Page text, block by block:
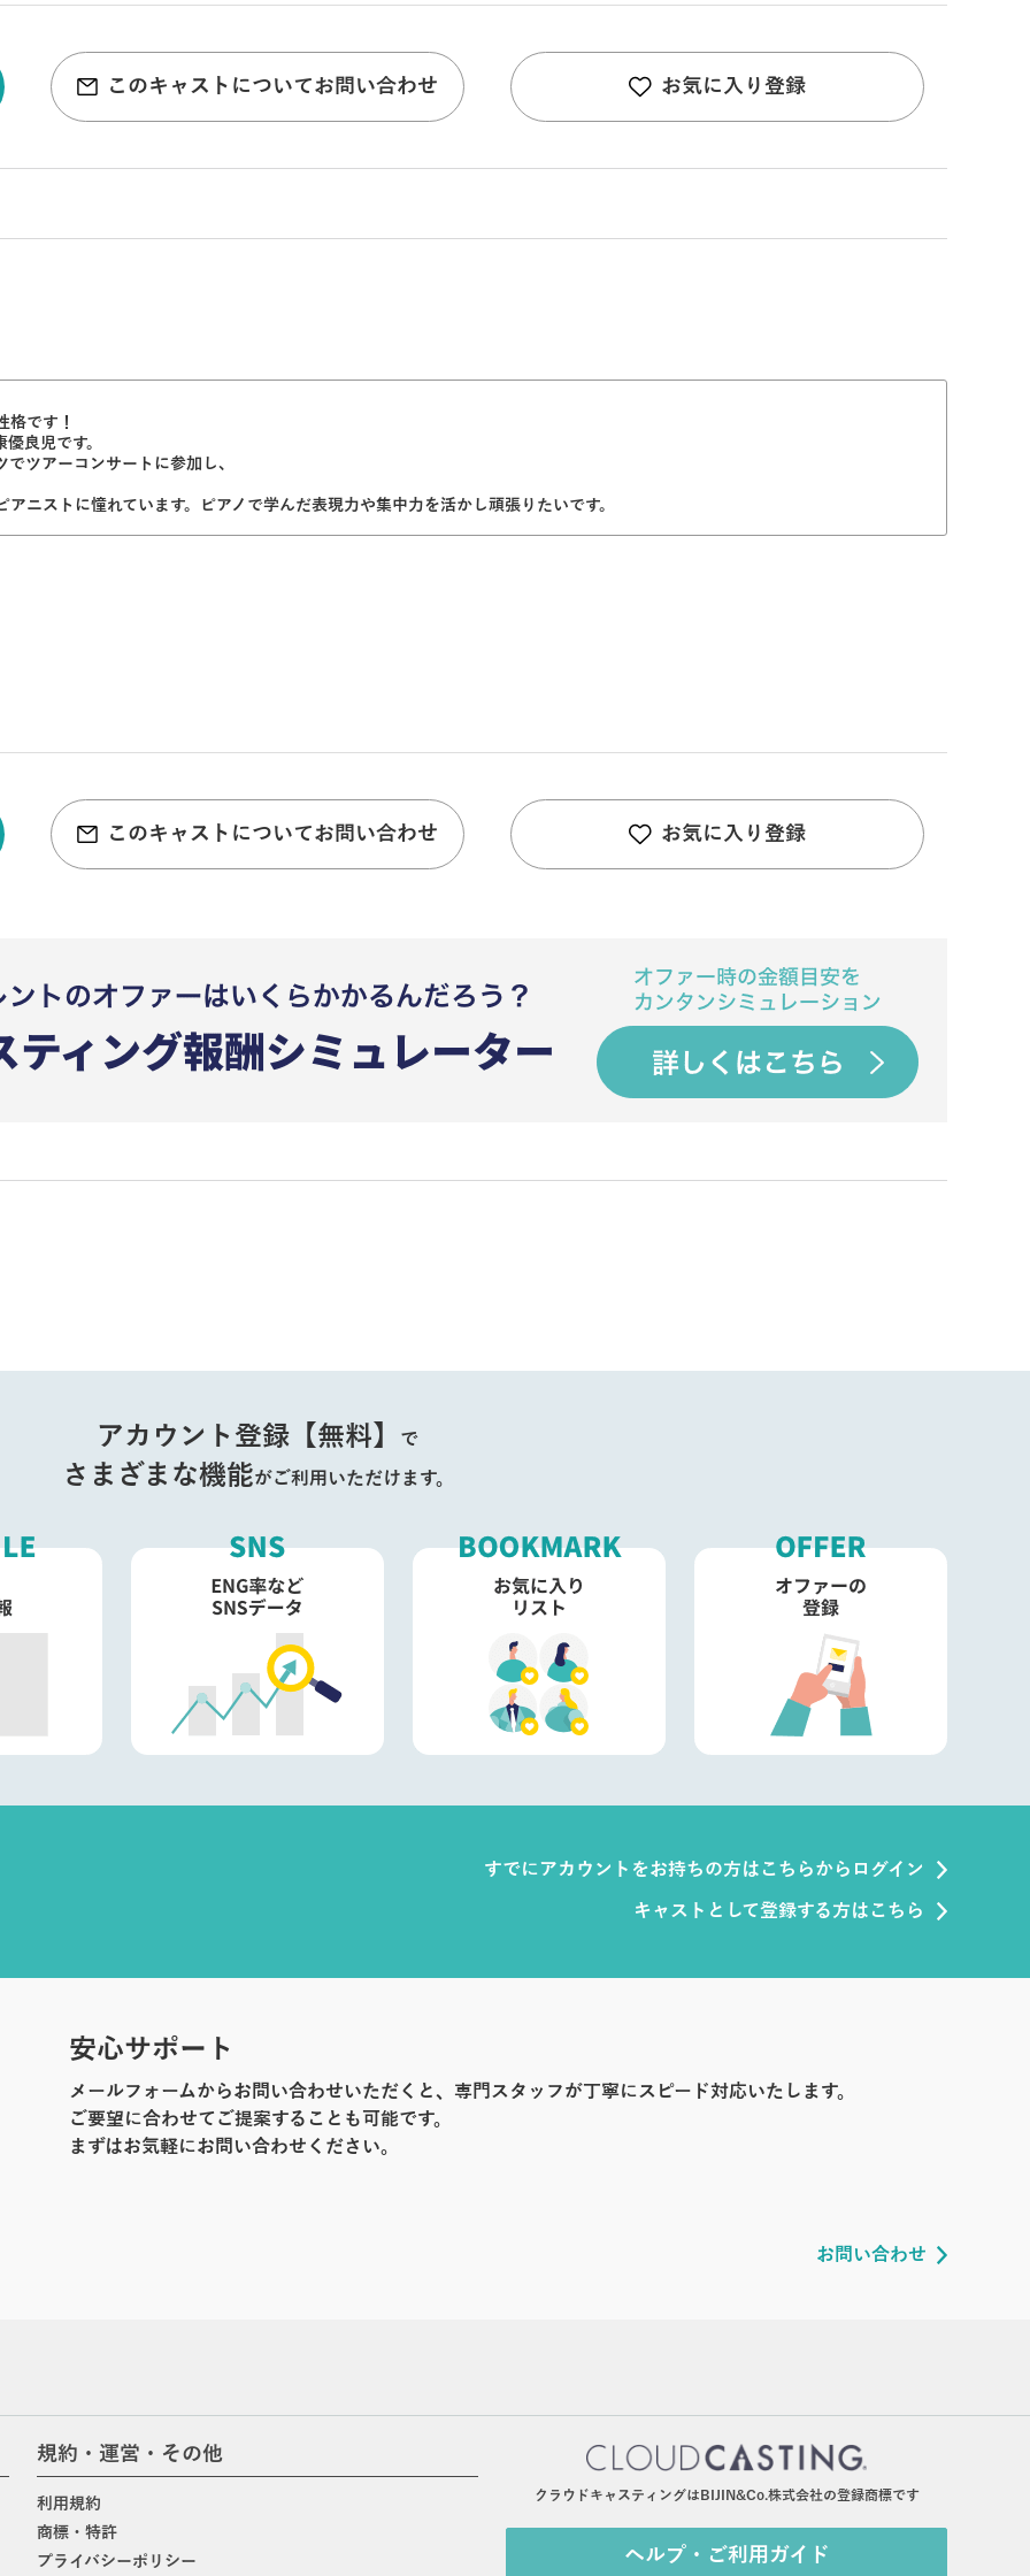
このキャストについてお問い合わせ お気に入り登録
格です！
良児です。
でツアーコンサートに参加し､
ニストに憧れています。ピアノで学んだ表現力や集中力を活かし頑張りたいです。
このキャストについてお問い合わせ お気に入り登録
アカウント登録【無料】 で
さまざまな機能がご利用いただけます。
すでにアカウントをお持ちの方はこちらからログイン
キャストとして登録する方はこちら
安心サポート
メールフォームからお問い合わせいただくと、専門スタッフが丁寧にスピード対応いたします。
ご要望に合わせてご提案することも可能です。
まずはお気軽にお問い合わせください。
お問い合わせ
規約・運営・その他
利用規約
商標・特許
プライバシーポリシー
クラウドキャスティングはBIJIN&Co.株式会社の登録商標です
ヘルプ・ご利用ガイド